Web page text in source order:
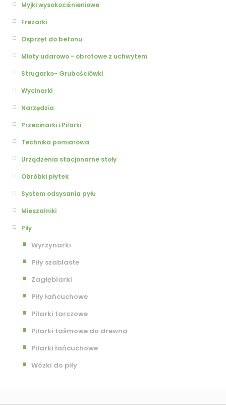
Myjki wysokociśnieniowe
Frezarki
Osprzęt do betonu
Młoty udarowo - obrotowe z uchwytem
Strugarko- Grubościówki
Wycinarki
Narzędzia
Przecinarki i Pilarki
Technika pomiarowa
Urządzenia stacjonarne stoły
Obróbki płytek
System odsysania pyłu
Mieszalniki
Piły
Wyrzynarki
Piły szablaste
Zagłębiarki
Piły łańcuchowe
Pilarki tarczowe
Pilarki taśmowe do drewna
Pilarki łańcuchowe
Wózki do piły